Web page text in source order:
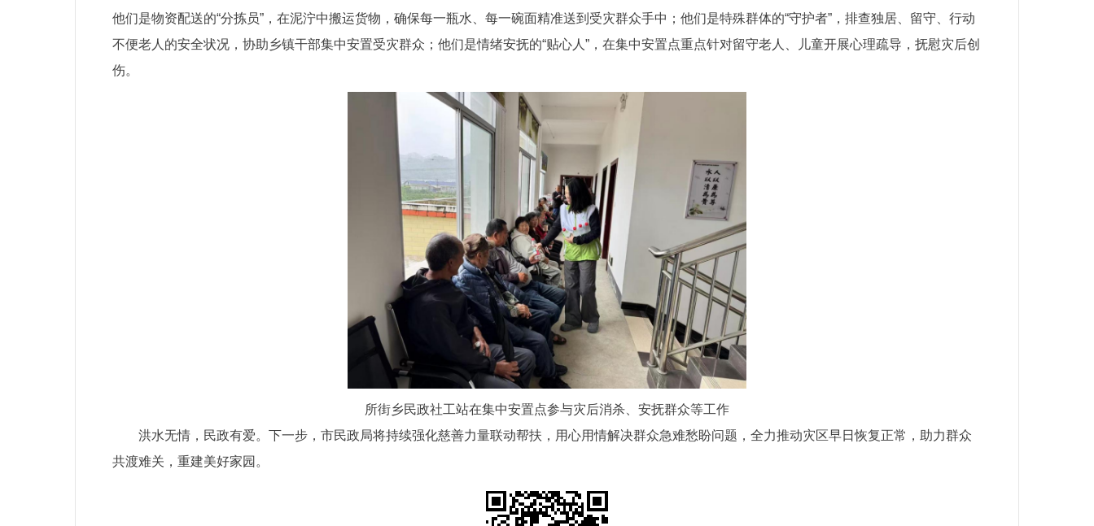
他们是物资配送的“分拣员”，在泥泞中搬运货物，确保每一瓶水、每一碗面精准送到受灾群众手中；他们是特殊群体的“守护者”，排查独居、留守、行动
不便老人的安全状况，协助乡镇干部集中安置受灾群众；他们是情绪安抚的“贴心人”，在集中安置点重点针对留守老人、儿童开展心理疏导，抚慰灾后创
伤。
所街乡民政社工站在集中安置点参与灾后消杀、安抚群众等工作
洪水无情，民政有爱。下一步，市民政局将持续强化慈善力量联动帮扶，用心用情解决群众急难愁盼问题，全力推动灾区早日恢复正常，助力群众
共渡难关，重建美好家园。